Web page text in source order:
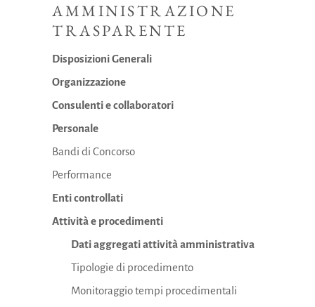
AMMINISTRAZIONE
TRASPARENTE
Disposizioni Generali
Organizzazione
Consulenti e collaboratori
Personale
Bandi di Concorso
Performance
Enti controllati
Attività e procedimenti
Dati aggregati attività amministrativa
Tipologie di procedimento
Monitoraggio tempi procedimentali